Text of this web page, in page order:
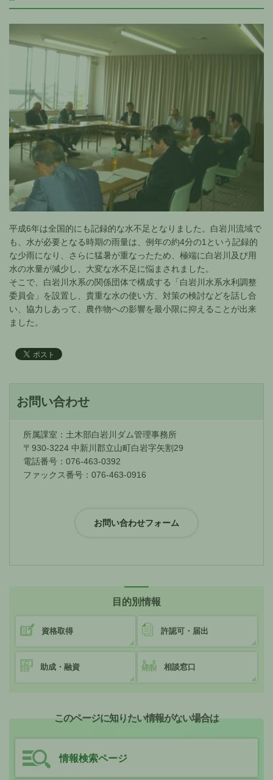
平成6年は全国的にも記録的な水不足となりました。白岩川流域で
も、水が必要となる時期の雨量は、例年の約4分の1という記録的
な少雨になり、さらに猛暑が重なったため、極端に白岩川及び用
水の水量が減少し、大変な水不足に悩まされました。
そこで、白岩川水系の関係団体で構成する「白岩川水系水利調整
委員会」を設置し、貴重な水の使い方、対策の検討などを話し合
い、協力しあって、農作物への影響を最小限に抑えることが出来
ました。
お問い合わせ
所属課室：土木部白岩川ダム管理事務所
〒930-3224 中新川郡立山町白岩字矢割29
電話番号：076-463-0392
ファックス番号：076-463-0916
目的別情報
資格取得 許認可・届出
助成・融資 相談窓口
このページに知りたい情報がない場合は
情報検索ページ